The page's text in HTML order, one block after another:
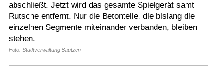
abschließt. Jetzt wird das gesamte Spielgerät samt
Rutsche entfernt. Nur die Betonteile, die bislang die
einzelnen Segmente miteinander verbanden, bleiben
stehen.
Foto: Stadtverwaltung Bautzen